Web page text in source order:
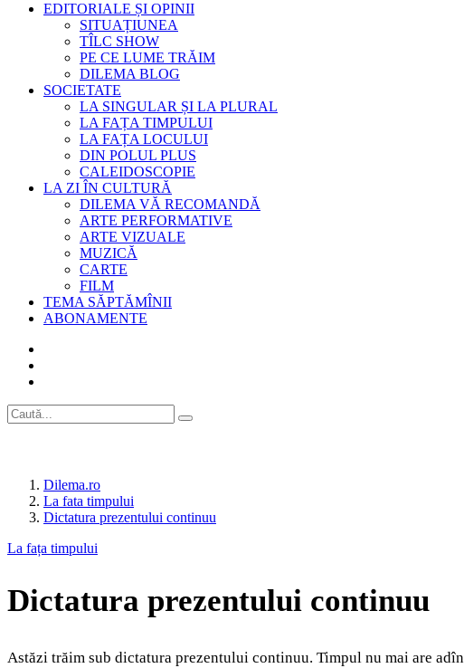
EDITORIALE ȘI OPINII
SITUAȚIUNEA
TÎLC SHOW
PE CE LUME TRĂIM
DILEMA BLOG
SOCIETATE
LA SINGULAR ȘI LA PLURAL
LA FAȚA TIMPULUI
LA FAȚA LOCULUI
DIN POLUL PLUS
CALEIDOSCOPIE
LA ZI ÎN CULTURĂ
DILEMA VĂ RECOMANDĂ
ARTE PERFORMATIVE
ARTE VIZUALE
MUZICĂ
CARTE
FILM
TEMA SĂPTĂMÎNII
ABONAMENTE
Dilema.ro
La fata timpului
Dictatura prezentului continuu
La fața timpului
Dictatura prezentului continuu
Astăzi trăim sub dictatura prezentului continuu. Timpul nu mai are